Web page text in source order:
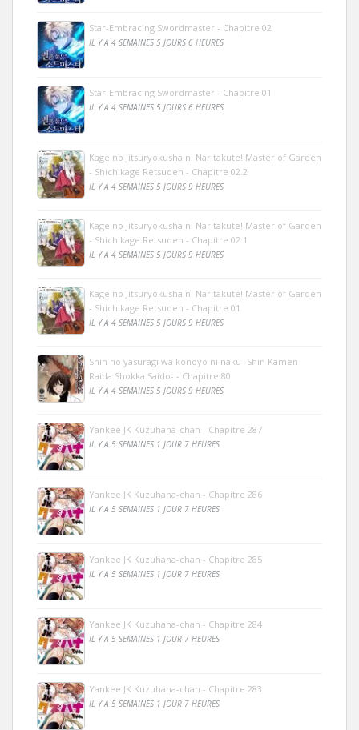
Star-Embracing Swordmaster - Chapitre 02
IL Y A 4 SEMAINES 5 JOURS 6 HEURES
Star-Embracing Swordmaster - Chapitre 01
IL Y A 4 SEMAINES 5 JOURS 6 HEURES
Kage no Jitsuryokusha ni Naritakute! Master of Garden
- Shichikage Retsuden - Chapitre 02.2
IL Y A 4 SEMAINES 5 JOURS 9 HEURES
Kage no Jitsuryokusha ni Naritakute! Master of Garden
- Shichikage Retsuden - Chapitre 02.1
IL Y A 4 SEMAINES 5 JOURS 9 HEURES
Kage no Jitsuryokusha ni Naritakute! Master of Garden
- Shichikage Retsuden - Chapitre 01
IL Y A 4 SEMAINES 5 JOURS 9 HEURES
Shin no yasuragi wa konoyo ni naku -Shin Kamen
Raida Shokka Saido- - Chapitre 80
IL Y A 4 SEMAINES 5 JOURS 9 HEURES
Yankee JK Kuzuhana-chan - Chapitre 287
IL Y A 5 SEMAINES 1 JOUR 7 HEURES
Yankee JK Kuzuhana-chan - Chapitre 286
IL Y A 5 SEMAINES 1 JOUR 7 HEURES
Yankee JK Kuzuhana-chan - Chapitre 285
IL Y A 5 SEMAINES 1 JOUR 7 HEURES
Yankee JK Kuzuhana-chan - Chapitre 284
IL Y A 5 SEMAINES 1 JOUR 7 HEURES
Yankee JK Kuzuhana-chan - Chapitre 283
IL Y A 5 SEMAINES 1 JOUR 7 HEURES